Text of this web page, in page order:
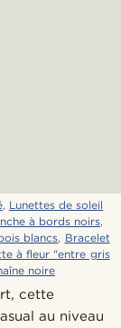
, Lunettes de soleil
à bords noirs,
blancs, Bracelet
à fleur "entre gris
noire
cette
au niveau